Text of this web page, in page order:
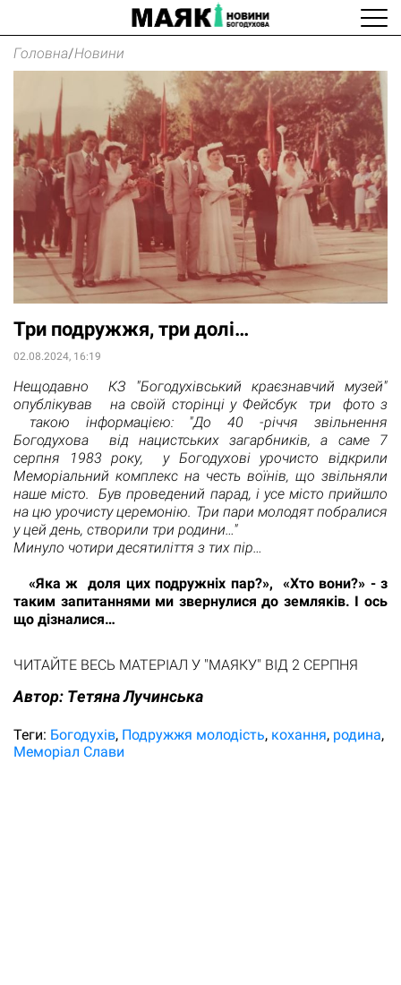
Головна/Новини
Три подружжя, три долі…
02.08.2024, 16:19
Нещодавно КЗ "Богодухівський краєзнавчий музей"
опублікував на своїй сторінці у Фейсбук три фото з
такою інформацією: "До 40 -річчя звільнення
Богодухова від нацистських загарбників, а саме 7
серпня 1983 року, у Богодухові урочисто відкрили
Меморіальний комплекс на честь воїнів, що звільняли
наше місто. Був проведений парад, і усе місто прийшло
на цю урочисту церемонію. Три пари молодят побралися
у цей день, створили три родини…"
Минуло чотири десятиліття з тих пір…
«Яка ж доля цих подружніх пар?», «Хто вони?» - з
таким запитаннями ми звернулися до земляків. І ось
що дізналися…
ЧИТАЙТЕ ВЕСЬ МАТЕРІАЛ У "МАЯКУ" ВІД 2 СЕРПНЯ
Автор: Tетяна Лучинська
Теги: Богодухів Подружжя молодість кохання родина
Меморіал Слави